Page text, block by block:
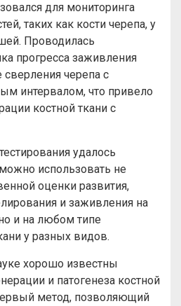
для мониторинга
таких как кости черепа, у
Проводилась
прогресса заживления
сверления черепа с
интервалом, что привело
костной ткани с
удалось
использовать не
оценки развития,
и заживления на
и на любом типе
у разных видов.
хорошо известны
и патогенеза костной
метод, позволяющий